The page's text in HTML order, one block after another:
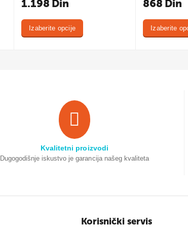
1.198 Din
Izaberite opcije
868 Din
Izaberite
Kvalitetni proizvodi
Dugogodišnje iskustvo je garancija našeg kvaliteta
Korisnički servis